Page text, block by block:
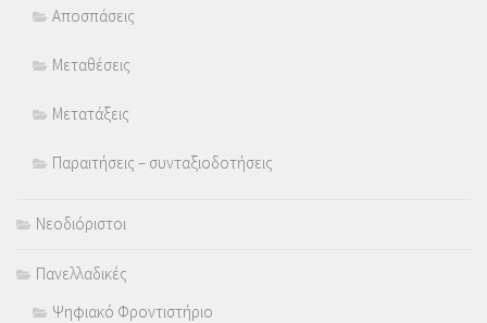
Αποσπάσεις
Μεταθέσεις
Μετατάξεις
Παραιτήσεις – συνταξιοδοτήσεις
Νεοδιόριστοι
Πανελλαδικές
Ψηφιακό Φροντιστήριο